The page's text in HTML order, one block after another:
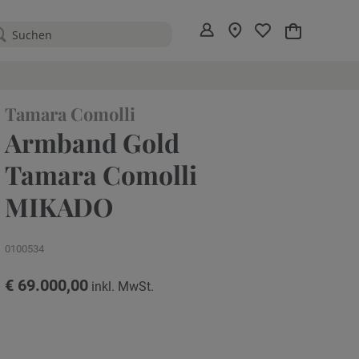
Mein
Tamara Comolli
Armband Gold
Tamara Comolli
MIKADO
0100534
€ 69.000,00